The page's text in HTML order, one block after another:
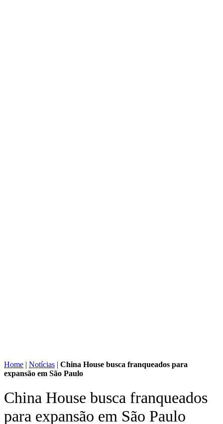
Home | Notícias | China House busca franqueados para
expansão em São Paulo
China House busca franqueados
para expansão em São Paulo